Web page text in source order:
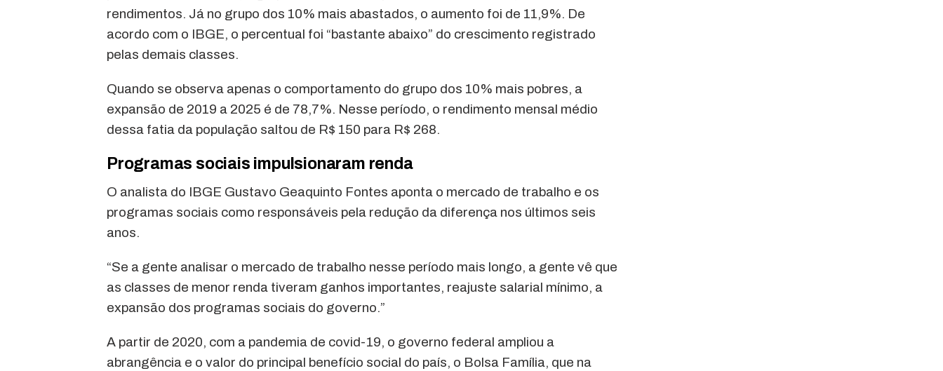
rendimentos. Já no grupo dos 10% mais abastados, o aumento foi de 11,9%. De
acordo com o IBGE, o percentual foi “bastante abaixo” do crescimento registrado
pelas demais classes.
Quando se observa apenas o comportamento do grupo dos 10% mais pobres, a
expansão de 2019 a 2025 é de 78,7%. Nesse período, o rendimento mensal médio
dessa fatia da população saltou de R$ 150 para R$ 268.
Programas sociais impulsionaram renda
O analista do IBGE Gustavo Geaquinto Fontes aponta o mercado de trabalho e os
programas sociais como responsáveis pela redução da diferença nos últimos seis
anos.
“Se a gente analisar o mercado de trabalho nesse período mais longo, a gente vê que
as classes de menor renda tiveram ganhos importantes, reajuste salarial mínimo, a
expansão dos programas sociais do governo.”
A partir de 2020, com a pandemia de covid-19, o governo federal ampliou a
abrangência e o valor do principal benefício social do país, o Bolsa Família, que na